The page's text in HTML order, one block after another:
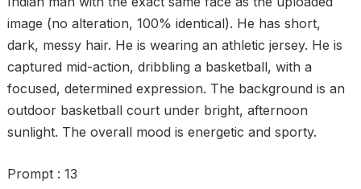
image (no alteration, 100% identical). He has short,
dark, messy hair. He is wearing an athletic jersey. He is
captured mid-action, dribbling a basketball, with a
focused, determined expression. The background is an
outdoor basketball court under bright, afternoon
sunlight. The overall mood is energetic and sporty.
Prompt : 13